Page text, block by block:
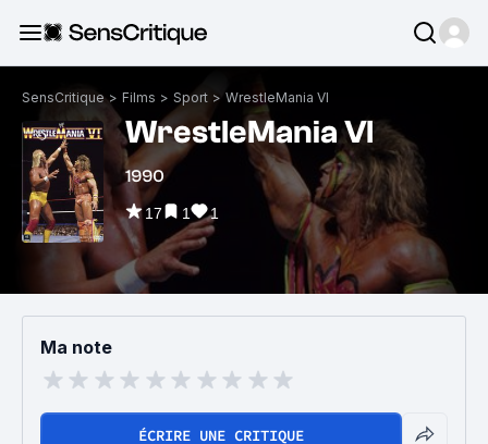
SensCritique > Films > Sport > WrestleMania VI
WrestleMania VI
1990
17 1 1
Ma note
ÉCRIRE UNE CRITIQUE